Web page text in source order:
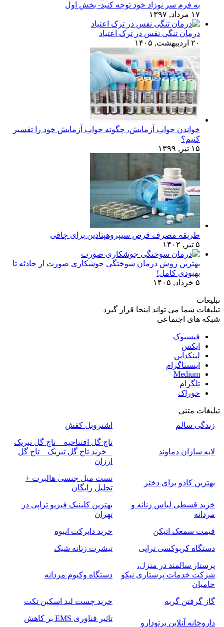
به فرم سر نوزاد خود توجه کنید- بخش اول
۱۷ مرداد, ۱۳۹۷
درمان تنگی نفس در ترک اعتیاد
۲۰ اردیبهشت, ۱۴۰۵
خواندن جواب آزمایش، چگونه جواب آزمایش خود را تفسیر
کنیم؟
۱۵ تیر, ۱۳۹۹
طریقه مصرف قرص سیپروهپتادین برای چاقی
۵ تیر, ۱۴۰۲
بهترین روش درمان سوختگی جوشکاری صورت از حادثه تا
بهبودی کامل!
۵ خرداد, ۱۴۰۵
تبلیغات
تبلیغات شما می تواند اینجا قرار گیرد
شبکه های اجتماعی
فیسبوک
ایکس
لینکداین
اینستاگرام
Medium
تلگرام
خوراک
تبلیغات متنی
زندگی سالم
اشتروبل کفش
لایه سازان دماوند
تاج گل افتتاحیه _ تاج گل تبریک
_ خرید تاج گل تبریک _ تاج گل
ارزان
بهترین کادو برای دختر
تست میل جنسی هالبرت +
تحلیل رایگان
خرید قسطی لباس زنانه و
مردانه
بهترین کلینیک فیزیو تراپی در
تهران
قیمت سمعک اتیکن
خرید دایرکت انبوه
دستگاه کربوکسی تراپی
تیشرت زنانه شیک
پرستار سالمند در منزل،
شرکت خدمات پرستاری نیکو
حامیان
دستگاه وکیوم مردانه
گاز گرفتن گربه خرید چست لید اسکین تکت
داروخانه آنلاین پرتودارو
تاثیر فناوری EMS بر کاهش